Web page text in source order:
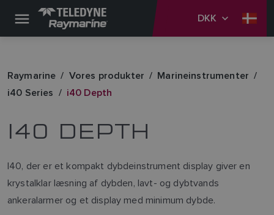
DKK
Raymarine Vores produkter
Marineinstrumenter
i40 Series
i40 Depth
I40 DEPTH
I40, der er et kompakt dybdeinstrument display giver en
krystalklar læsning af dybden, lavt- og dybtvands
ankeralarmer og et display med minimum dybde.